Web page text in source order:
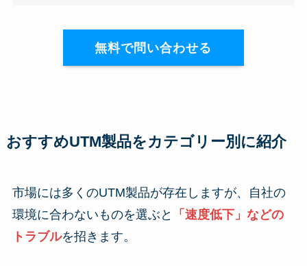
無料で問い合わせる
おすすめUTM製品をカテゴリー別に紹介
市場には多くのUTM製品が存在しますが、自社の
環境に合わないものを選ぶと
「速度低下」などの
トラブルを招きます。